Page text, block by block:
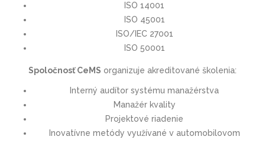
ISO 14001
ISO 45001
ISO/IEC 27001
ISO 50001
Spoločnosť CeMS organizuje akreditované školenia:
Interný audítor systému manažérstva
Manažér kvality
Projektové riadenie
Inovatívne metódy využívané v automobilovom